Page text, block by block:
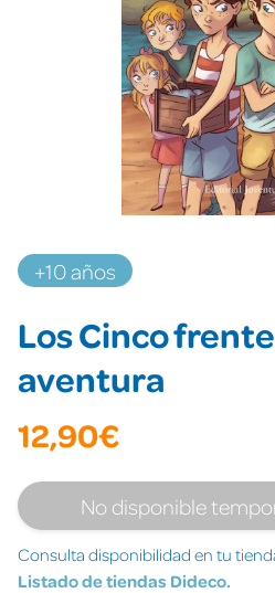
+10 años
Los Cinco
aventura
12,90€
No disponible
Consulta disponibilidad en tu
Listado de tiendas Dideco.